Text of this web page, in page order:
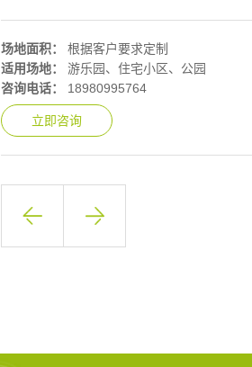
场地面积：
根据客户要求定制
适用场地：
游乐园、住宅小区、公园
咨询电话：
18980995764
立即咨询